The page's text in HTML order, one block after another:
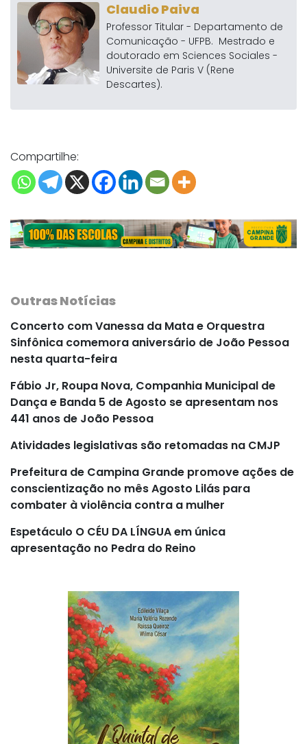
Claudio Paiva
Professor Titular - Departamento de
Comunicação - UFPB. Mestrado e
doutorado em Sciences Sociales -
Universite de Paris V (Rene
Descartes).
Compartilhe:
Outras Notícias
Concerto com Vanessa da Mata e Orquestra
Sinfônica comemora aniversário de João Pessoa
nesta quarta-feira
Fábio Jr, Roupa Nova, Companhia Municipal de
Dança e Banda 5 de Agosto se apresentam nos
441 anos de João Pessoa
Atividades legislativas são retomadas na CMJP
Prefeitura de Campina Grande promove ações de
conscientização no mês Agosto Lilás para
combater à violência contra a mulher
Espetáculo O CÉU DA LÍNGUA em única
apresentação no Pedra do Reino